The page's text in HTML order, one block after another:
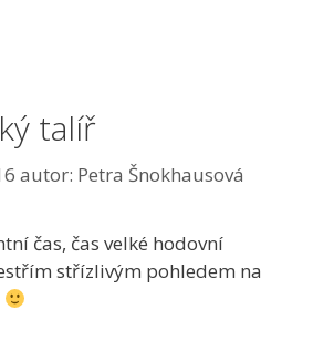
talíř
autor: Petra Šnokhausová
čas, čas velké hodovní
střízlivým pohledem na